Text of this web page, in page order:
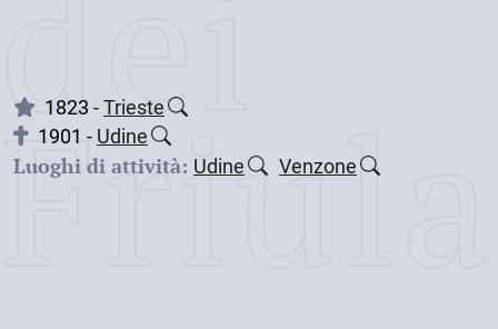
1823 -Trieste
1901 - Udine
Luoghi di attività: Udine Venzone